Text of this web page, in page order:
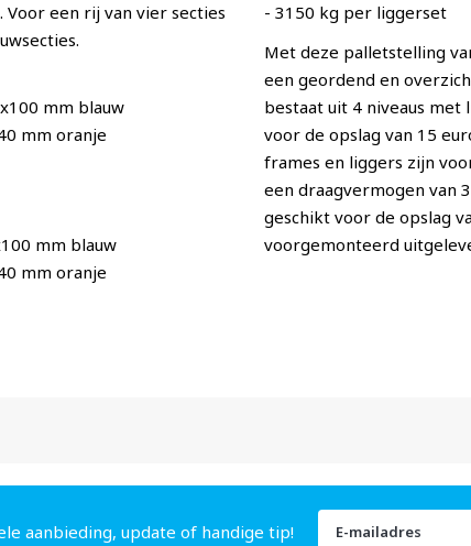
een rij van vier secties
mm blauw
mm oranje
mm blauw
mm oranje
- 3150 kg per liggerset
Met deze palletstelling
een geordend en
bestaat uit 4 niveaus met
voor de opslag van 15
frames en liggers zijn
een draagvermogen van
geschikt voor de opslag
voorgemonteerd
aanbieding, update of handige tip!
Abonneer